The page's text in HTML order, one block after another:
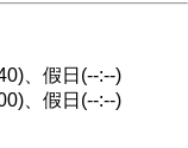
、假日(--:--)
、假日(--:--)